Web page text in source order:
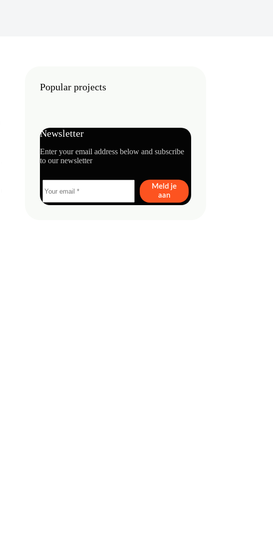
Popular projects
Newsletter
Enter your email address below and subscribe
to our newsletter
Meld je
aan